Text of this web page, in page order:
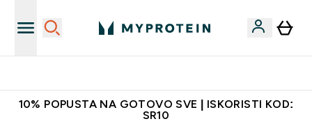
10% POPUSTA NA GOTOVO SVE | ISKORISTI KOD:
SR10